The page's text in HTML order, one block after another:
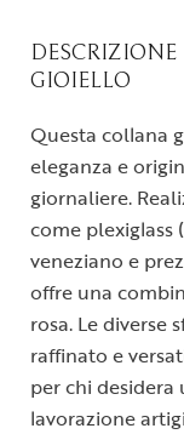
DESCRIZIONE
GIOIELLO
Questa collana
eleganza e
giornaliere.
come plexiglass
veneziano e
offre una
rosa. Le diverse
raffinato e
per chi
lavorazione